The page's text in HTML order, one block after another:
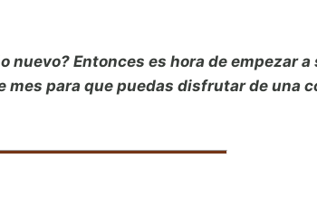
nuevo? Entonces es hora de empezar
para que puedas disfrutar de una